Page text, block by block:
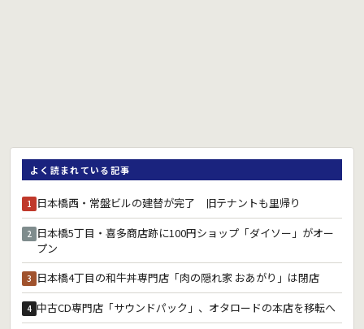
よく読まれている記事
1 日本橋西・常盤ビルの建替が完了 旧テナントも里帰り
2 日本橋5丁目・喜多商店跡に100円ショップ「ダイソー」がオー
プン
3 日本橋4丁目の和牛丼専門店「肉の隠れ家 おあがり」は閉店
4 中古CD専門店「サウンドパック」、オタロードの本店を移転へ